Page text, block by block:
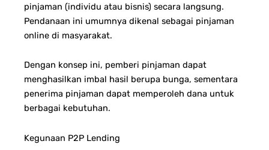
pinjaman (individu atau bisnis) secara langsung.
Pendanaan ini umumnya dikenal sebagai pinjaman
online di masyarakat.
Dengan konsep ini, pemberi pinjaman dapat
menghasilkan imbal hasil berupa bunga, sementara
penerima pinjaman dapat memperoleh dana untuk
berbagai kebutuhan.
Kegunaan P2P Lending